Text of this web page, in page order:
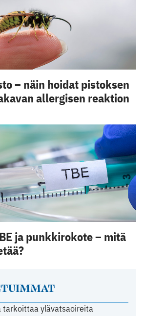
tarkoittaa ylävatsaoireita
– näin hoidat pistoksen
allergisen reaktion
ja punkkirokote – mitä